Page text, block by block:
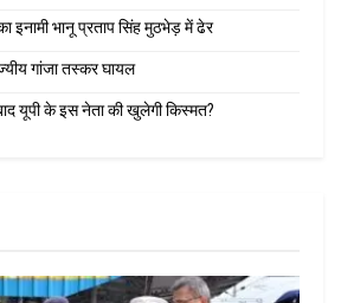
भानू प्रताप सिंह मुठभेड़ में ढेर
गांजा तस्कर घायल
यूपी के इस नेता की खुलेगी किस्मत?